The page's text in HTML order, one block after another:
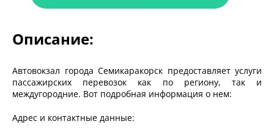
Описание:
Автовокзал города Семикаракорск предоставляет услуги
пассажирских перевозок как по региону, так и
междугородние. Вот подробная информация о нем:
Адрес и контактные данные: